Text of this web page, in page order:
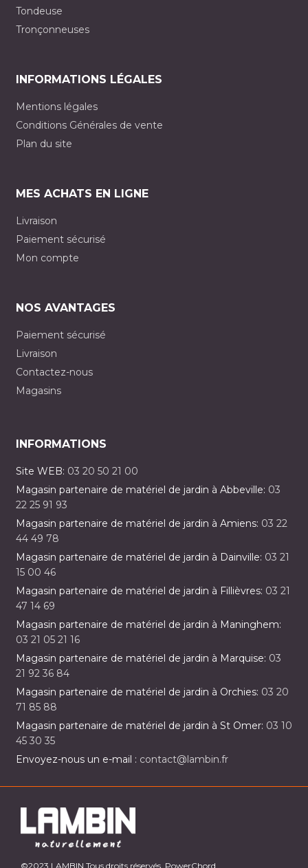
Tondeuse
Tronçonneuses
INFORMATIONS LÉGALES
Mentions légales
Conditions Générales de vente
Plan du site
MES ACHATS EN LIGNE
Livraison
Paiement sécurisé
Mon compte
NOS AVANTAGES
Paiement sécurisé
Livraison
Contactez-nous
Magasins
INFORMATIONS
Site WEB: 03 20 50 21 00
Magasin partenaire de matériel de jardin à Abbeville: 03
22 25 91 93
Magasin partenaire de matériel de jardin à Amiens: 03 22
44 49 78
Magasin partenaire de matériel de jardin à Dainville: 03 21
15 00 46
Magasin partenaire de matériel de jardin à Fillièvres: 03 21
47 14 69
Magasin partenaire de matériel de jardin à Maninghem:
03 21 05 21 16
Magasin partenaire de matériel de jardin à Marquise: 03
21 92 36 84
Magasin partenaire de matériel de jardin à Orchies: 03 20
71 85 88
Magasin partenaire de matériel de jardin à St Omer: 03 10
45 30 35
Envoyez-nous un e-mail : contact@lambin.fr
©2023 LAMBIN Tous droits réservés. PowerChord.